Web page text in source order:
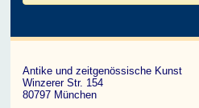
bestätigen,
ein
Mensch
bist.
Antike und zeitgenössische Kunst
Winzerer Str. 154
80797 München